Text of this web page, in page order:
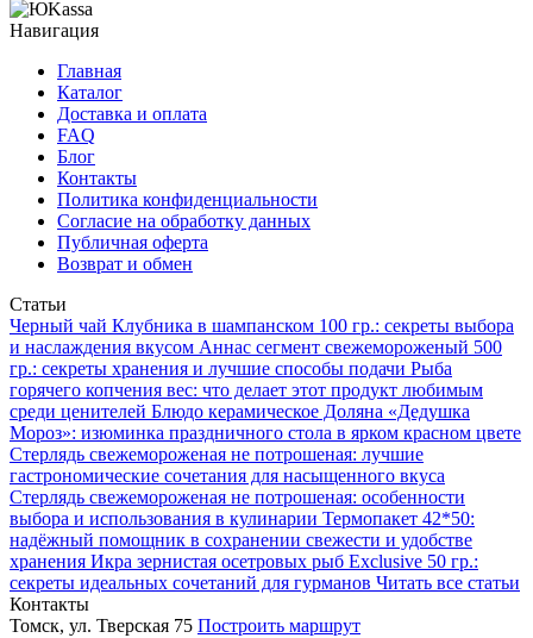
Навигация
Главная
Каталог
Доставка и оплата
FAQ
Блог
Контакты
Политика конфиденциальности
Согласие на обработку данных
Публичная оферта
Возврат и обмен
Статьи
Черный чай Клубника в шампанском 100 гр.: секреты выбора
и наслаждения вкусом Аннаc сегмент свежемороженый 500
гр.: секреты хранения и лучшие способы подачи Рыба
горячего копчения вес: что делает этот продукт любимым
среди ценителей Блюдо керамическое Доляна «Дедушка
Мороз»: изюминка праздничного стола в ярком красном цвете
Стерлядь свежемороженая не потрошеная: лучшие
гастрономические сочетания для насыщенного вкуса
Стерлядь свежемороженая не потрошеная: особенности
выбора и использования в кулинарии Термопакет 42*50:
надёжный помощник в сохранении свежести и удобстве
хранения Икра зернистая осетровых рыб Exclusive 50 гр.:
секреты идеальных сочетаний для гурманов Читать все статьи
Контакты
Томск, ул. Тверская 75 Построить маршрут